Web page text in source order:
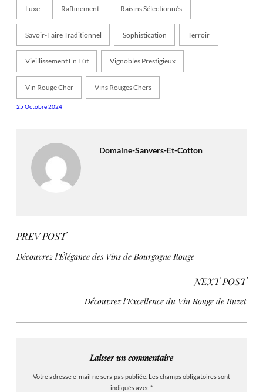
Luxe Raffinement Raisins Sélectionnés
Savoir-Faire Traditionnel Sophistication Terroir
Vieillissement En Fût Vignobles Prestigieux
Vin Rouge Cher Vins Rouges Chers
25 Octobre 2024
Domaine-Sanvers-Et-Cotton
PREV POST
Découvrez l’Élégance des Vins de Bourgogne Rouge
NEXT POST
Découvrez l’Excellence du Vin Rouge de Buzet
Laisser un commentaire
Votre adresse e-mail ne sera pas publiée. Les champs obligatoires sont
indiqués avec*